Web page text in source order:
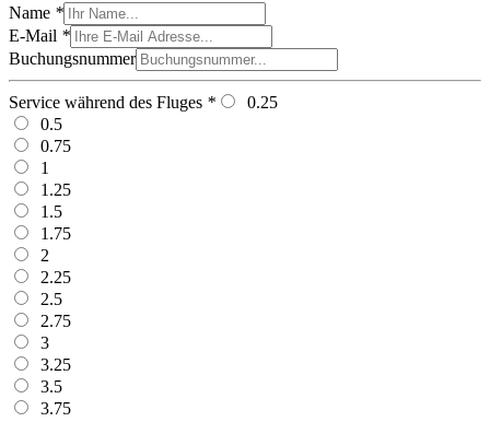
Name *
E-Mail *
Buchungsnummer
Service während des Fluges *
0.25
0.5
0.75
1
1.25
1.5
1.75
2
2.25
2.5
2.75
3
3.25
3.5
3.75